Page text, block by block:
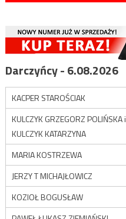
Darczyńcy - 6.08.2026
KACPER STAROŚCIAK
KULCZYK GRZEGORZ POLIŃSKA i
KULCZYK KATARZYNA
MARIA KOSTRZEWA
JERZY T MICHAJŁOWICZ
KOZIOŁ BOGUSŁAW